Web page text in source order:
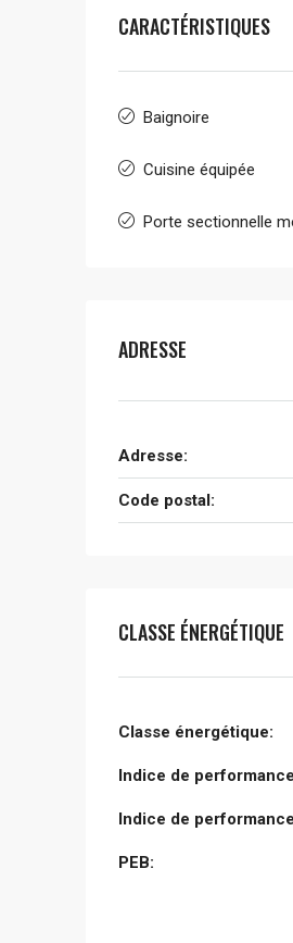
CARACTÉRISTIQUES
Baignoire
Cuisine équipée
Porte sectionnelle
ADRESSE
Adresse:
Code postal:
CLASSE ÉNERGÉTIQUE
Classe énergétique:
Indice de
Indice de
PEB: